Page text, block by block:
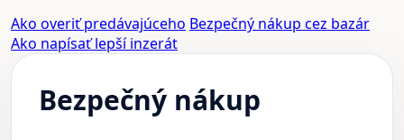
Ako overiť predávajúceho Bezpečný nákup cez bazár
Ako napísať lepší inzerát
Bezpečný nákup